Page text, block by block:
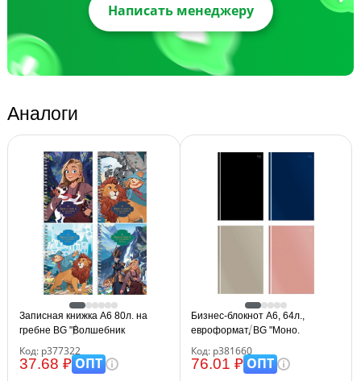
Написать менеджеру
Аналоги
Записная книжка А6 80л. на
гребне BG "Волшебник
Код: р377322
37.68 ₽ОПТ
Бизнес-блокнот А6, 64л.,
евроформат, BG "Моно.
ламинация
Код: р381660
76.01 ₽ОПТ